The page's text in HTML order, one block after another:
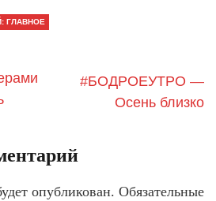
ГЛАВНОЕ
#БОДРОЕУТРО —
Осень близко
опубликован. Обязательные